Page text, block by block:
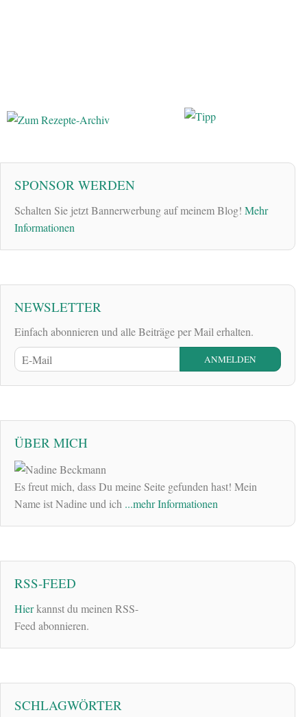
SPONSOR WERDEN
Schalten Sie jetzt Bannerwerbung auf meinem Blog! Mehr
Informationen
NEWSLETTER
Einfach abonnieren und alle Beiträge per Mail erhalten.
ÜBER MICH
Es freut mich, dass Du meine Seite gefunden hast! Mein
Name ist Nadine und ich ...mehr Informationen
RSS-FEED
Hierkannst du meinen RSS-
Feed abonnieren.
SCHLAGWÖRTER